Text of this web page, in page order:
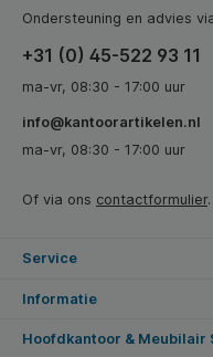
Ondersteuning en advies
+31 (0) 45-522 93 11
ma-vr, 08:30 - 17:00 uur
info@kantoorartikelen.nl
ma-vr, 08:30 - 17:00 uur
Of via ons contactformulier.
Service
Informatie
Hoofdkantoor & Meubilair